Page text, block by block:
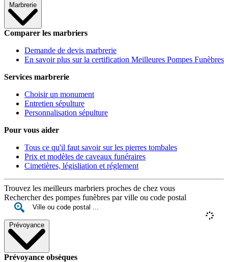
Marbrerie
Comparer les marbriers
Demande de devis marbrerie
En savoir plus sur la certification Meilleures Pompes Funèbres
Services marbrerie
Choisir un monument
Entretien sépulture
Personnalisation sépulture
Pour vous aider
Tous ce qu'il faut savoir sur les pierres tombales
Prix et modèles de caveaux funéraires
Cimetières, législiation et réglement
Trouvez les meilleurs marbriers proches de chez vous
Rechercher des pompes funèbres par ville ou code postal
Prévoyance
Prévoyance obsèques